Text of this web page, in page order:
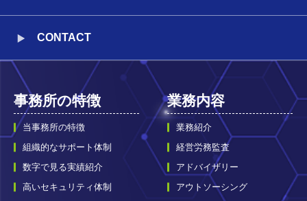
CONTACT
事務所の特徴
当事務所の特徴
組織的なサポート体制
数字で見る実績紹介
高いセキュリティ体制
業務内容
業務紹介
経営労務監査
アドバイザリー
アウトソーシング